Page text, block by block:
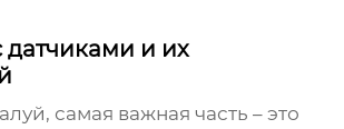
и их
самая важная часть – это